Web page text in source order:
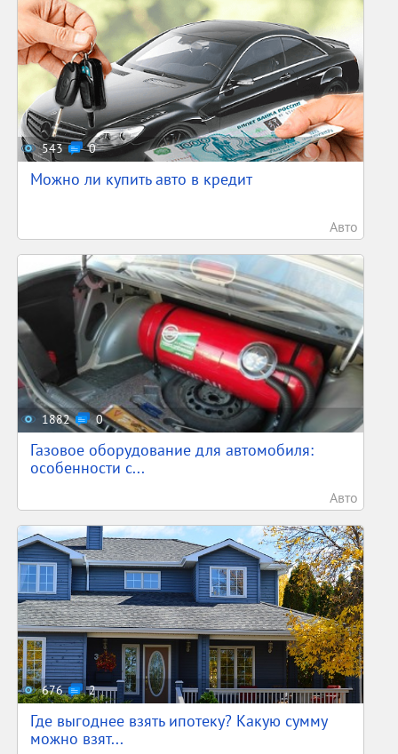
543 0
Можно ли купить авто в кредит
Авто
1882 0
Газовое оборудование для автомобиля:
особенности с...
Авто
676 2
Где выгоднее взять ипотеку? Какую сумму
можно взят...